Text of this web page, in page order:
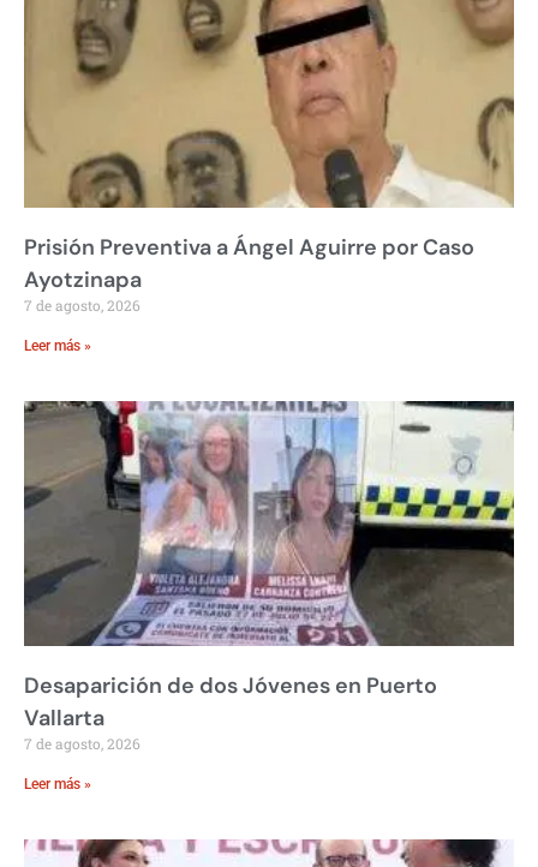
Prisión Preventiva a Ángel Aguirre por Caso
Ayotzinapa
7 de agosto, 2026
Leer más »
Desaparición de dos Jóvenes en Puerto
Vallarta
7 de agosto, 2026
Leer más »